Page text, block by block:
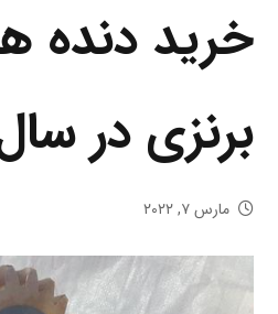
خرید دنده
برنزی در سال
مارس ۷, ۲۰۲۲